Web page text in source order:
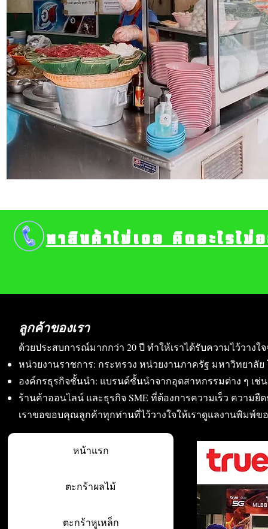
ลูกค้าของเรา
ด้วยประสบการณ์มากกว่า 20 ปี ทำให้เราได้รับความไว้วา
หน่วยงานราชการ: กระทรวง หน่วยงานภาครัฐ มหาวิทยาลัย
องค์กรธุรกิจชั้นนำ: แบรนด์ชั้นนำจากอุตสาหกรรมต่าง ๆ เช่
ร้านค้าออนไลน์ และธุรกิจ SME ที่ต้องการความเร็ว ความยื
เราขอขอบคุณลูกค้าทุกท่านที่ไว้วางใจให้เราดูแลงานพิมพ์ข
หน้าแรก
ตะกร้าผลไม้
ตะกร้าหูเหล็ก
หาสินค้าไม่เจอ คิดอะไรไ